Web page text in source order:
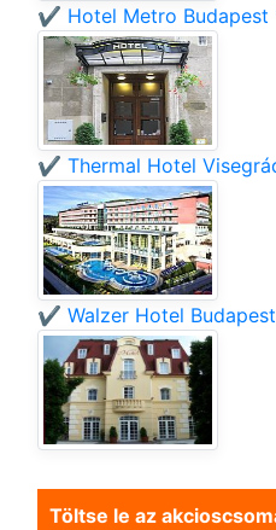
✔️ Hotel Metro Budapest
✔️ Thermal Hotel
✔️ Walzer Hotel
Töltse le az